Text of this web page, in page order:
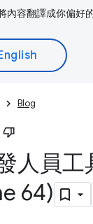
內容翻譯成你偏好
Blog
人員工
64)